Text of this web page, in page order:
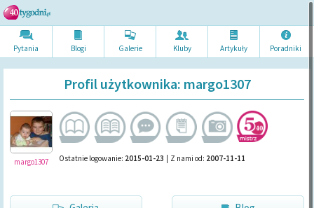
Pytania Blogi Galerie Kluby Artykuły Poradniki
Profil użytkownika: margo1307
margo1307 Ostatnie logowanie: 2015-01-23 | Z nami od: 2007-11-11